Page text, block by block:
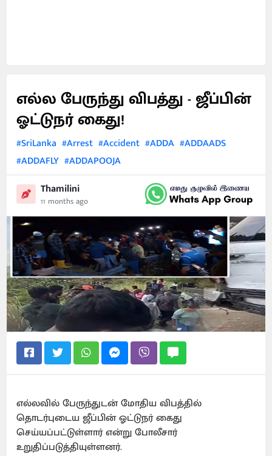
எல்ல பேருந்து விபத்து - ஜீப்பின்
ஓட்டுநர் கைது!
#SriLanka #Arrest #Accident #ADDA #ADDAADS
#ADDAFLY #ADDAPOOJA
Thamilini
11 months ago
எல்லவில் பேருந்துடன் மோதிய விபத்தில்
தொடர்புடைய ஜீப்பின் ஓட்டுநர் கைது
செய்யப்பட்டுள்ளார் என்று போலீசார்
உறுதிப்படுத்தியுள்ளனர்.